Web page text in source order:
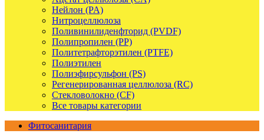
Нейлон (PA)
Нитроцеллюлоза
Поливинилиденфторид (PVDF)
Полипропилен (PP)
Политетрафторэтилен (PTFE)
Полиэтилен
Полиэфирсульфон (PS)
Регенерированная целлюлоза (RC)
Стекловолокно (CF)
Все товары категории
Фитосанитария